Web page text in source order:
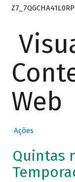
Web
Ações
Quintas